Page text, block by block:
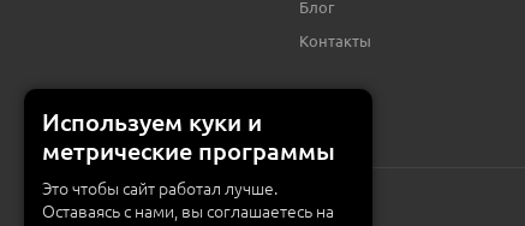
Блог
Контакты
Используем куки и
метрические программы
Это чтобы сайт работал лучше.
Оставаясь с нами, вы соглашаетесь на